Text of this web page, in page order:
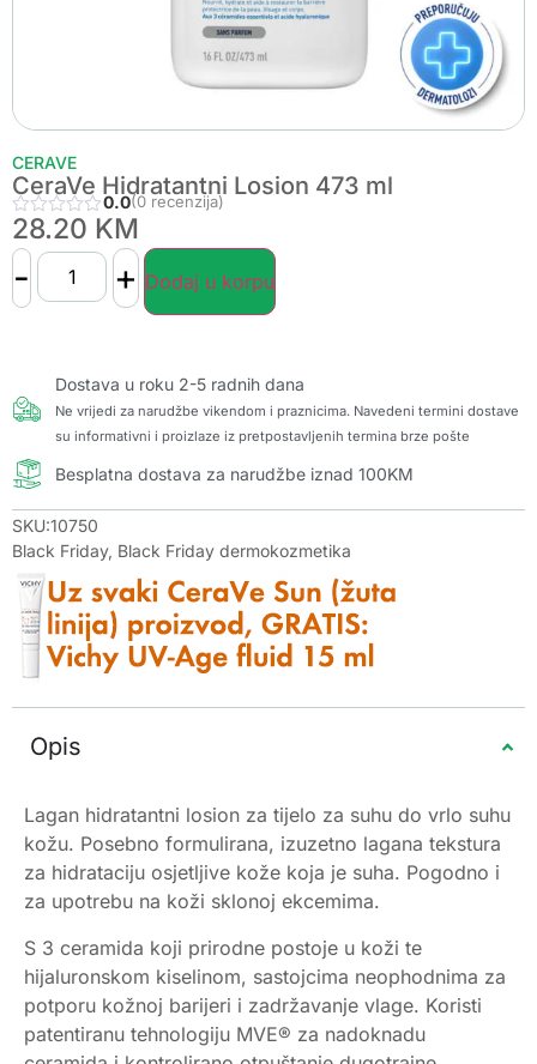
CERAVE
CeraVe Hidratantni Losion 473 ml
0.0(0 recenzija)
28.20 KM
- + Dodaj u korpu
Dostava u roku 2-5 radnih dana
Ne vrijedi za narudžbe vikendom i praznicima. Navedeni termini dostave
su informativni i proizlaze iz pretpostavljenih termina brze pošte
Besplatna dostava za narudžbe iznad 100KM
SKU:10750
Black Friday, Black Friday dermokozmetika
Opis
Lagan hidratantni losion za tijelo za suhu do vrlo suhu
kožu. Posebno formulirana, izuzetno lagana tekstura
za hidrataciju osjetljive kože koja je suha. Pogodno i
za upotrebu na koži sklonoj ekcemima.
S 3 ceramida koji prirodne postoje u koži te
hijaluronskom kiselinom, sastojcima neophodnima za
potporu kožnoj barijeri i zadržavanje vlage. Koristi
patentiranu tehnologiju MVE® za nadoknadu